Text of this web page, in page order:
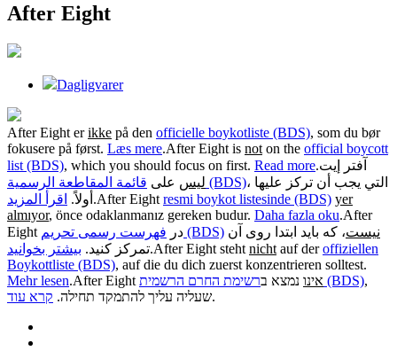
After Eight
Dagligvarer
After Eight erikke på den officielle boykotliste (BDS), som du bør
fokusere på først. Læs mere.After Eight is not on the official boycott
list (BDS), which you should focus on first. Read more.آفتر إيت
ليس على قائمة المقاطعة الرسمية (BDS)، التي يجب أن تركز عليها
أولاً. اقرأ المزيد .After Eight resmi boykot listesinde (BDS) yer
almıyor, önce odaklanmanız gereken budur. Daha fazla oku.After
Eight در فهرست رسمی تحریم (BDS) نیست، که باید ابتدا روی آن
تمرکز کنید. بیشتر بخوانید .After Eight steht nicht auf deroffiziellen
Boykottliste (BDS), auf die du dich zuerst konzentrieren solltest.
Mehr lesen.After Eight אינו נמצא ב רשימת החרם הרשמית (BDS),
שעליה עליך להתמקד תחילה. קרא עוד .